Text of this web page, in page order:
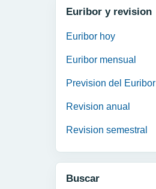
Euribor y revision
Euribor hoy
Euribor mensual
Prevision del Euribor
Revision anual
Revision semestral
Buscar